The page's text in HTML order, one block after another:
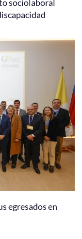
sociolaboral
egresados en